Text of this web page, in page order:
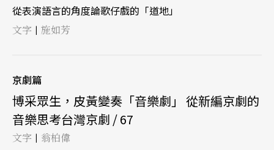
從表演語言的角度論歌仔戲的「道地」
文字 | 施如芳
京劇篇
博采眾生，皮黃變奏「音樂劇」 從新編京劇的
音樂思考台灣京劇 / 67
文字 | 翁柏偉